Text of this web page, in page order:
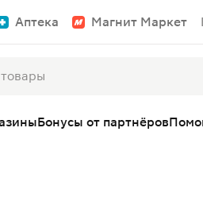
Аптека Магнит Маркет
Бонусы от партнёров